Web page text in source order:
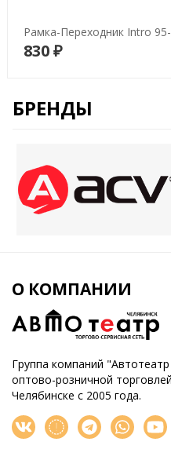
Рамка-Переходник Intro
830 ₽
БРЕНДЫ
О КОМПАНИИ
Группа компаний
оптово-розничной
Челябинске с 2005 года.